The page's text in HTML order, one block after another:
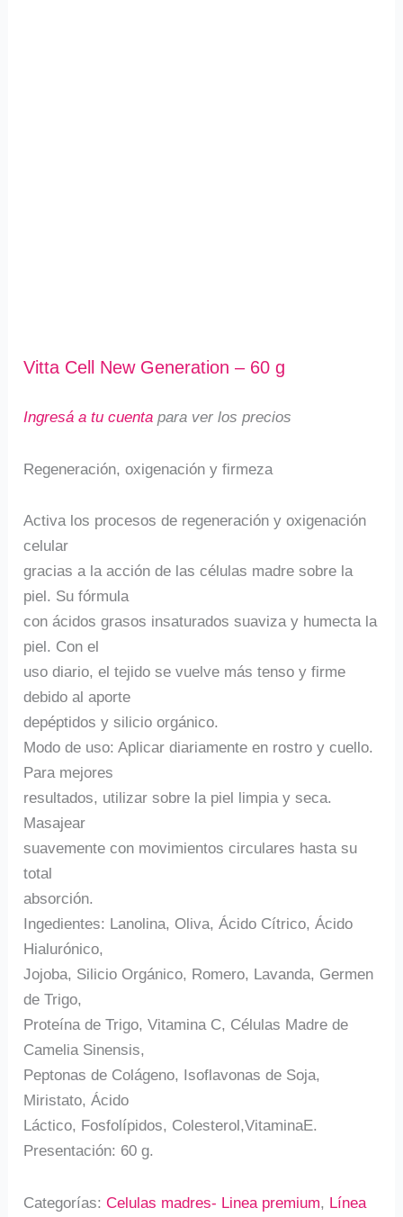
Vitta Cell New Generation – 60 g
Ingresá a tu cuenta para ver los precios
Regeneración, oxigenación y firmeza
Activa los procesos de regeneración y oxigenación
celular
gracias a la acción de las células madre sobre la
piel. Su fórmula
con ácidos grasos insaturados suaviza y humecta la
piel. Con el
uso diario, el tejido se vuelve más tenso y firme
debido al aporte
depéptidos y silicio orgánico.
Modo de uso: Aplicar diariamente en rostro y cuello.
Para mejores
resultados, utilizar sobre la piel limpia y seca.
Masajear
suavemente con movimientos circulares hasta su
total
absorción.
Ingedientes: Lanolina, Oliva, Ácido Cítrico, Ácido
Hialurónico,
Jojoba, Silicio Orgánico, Romero, Lavanda, Germen
de Trigo,
Proteína de Trigo, Vitamina C, Células Madre de
Camelia Sinensis,
Peptonas de Colágeno, Isoflavonas de Soja,
Miristato, Ácido
Láctico, Fosfolípidos, Colesterol,VitaminaE.
Presentación: 60 g.
Categorías:Celulas madres- Linea premium, Línea